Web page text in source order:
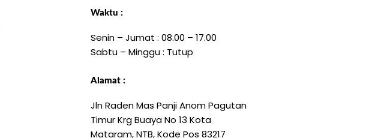
Waktu :
Senin – Jumat : 08.00 – 17.00
Sabtu – Minggu : Tutup
Alamat :
Jln Raden Mas Panji Anom Pagutan
Timur Krg Buaya No 13 Kota
Mataram, NTB, Kode Pos 83217